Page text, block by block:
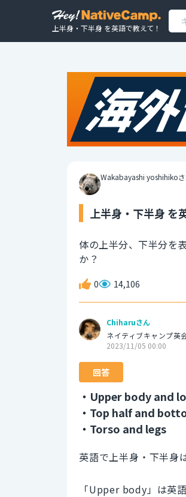
上半身・下半身 を英語で教えて！
Wakabayashi yoshihiko
上半身・下半身 を
体の上半分、下半分を
か？
0 14,106
Chiharuさん
ネイティブキャンプ英
2023/11/05 00:00
回答
・Upper body and
・Top half and
・Torso and legs
英語で上半身・下半
「Upper body」は英